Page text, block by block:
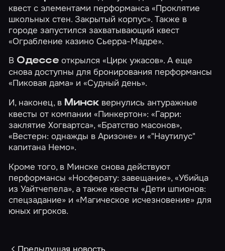
квест с элементами перформанса«Проклятие
школьных стен. Закрытый корпус». Также в
городе запустился захватывающий квест
«Ограбление казино Сьерра-Мадре».
В Одессеоткрылся «Цирк ужасов». А еще
снова доступны для бронирования перформансы
«Пиковая дама» и«Судный день».
И, наконец, в Минсквернулись антуражные
квесты от компании «Пинкертон»:«Гарри:
заклятие Хогвартса»,«Братство масонов»,
«Вестерн: однажды в Аризоне» и«"Наутилус"
капитана Немо».
Кроме того, в Минске снова действуют
перформансы«Носферату: завещание»,«Убийца
из Уайтчепела», а также квесты«Дети шпионов:
спецзадание» и«Магическое исчезновение» для
юных игроков.